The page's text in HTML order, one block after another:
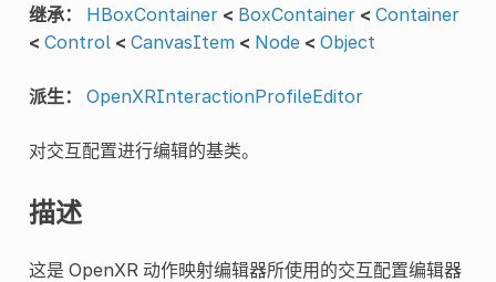
继承： HBoxContainer < BoxContainer < Container
< Control < CanvasItem < Node < Object
派生： OpenXRInteractionProfileEditor
对交互配置进行编辑的基类。
描述
这是 OpenXR 动作映射编辑器所使用的交互配置编辑器